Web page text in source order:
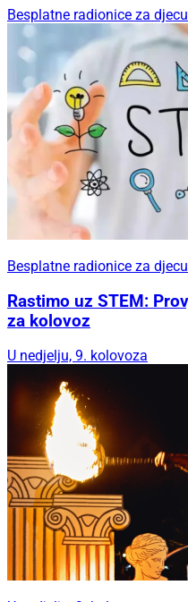
Besplatne radionice za djecu
Besplatne radionice za djecu
Rastimo uz STEM:
za kolovoz
U nedjelju, 9. kolovoza